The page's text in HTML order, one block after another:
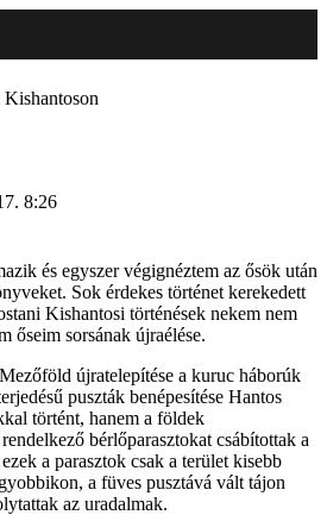
Kishantoson
8:26
és egyszer végignéztem az ősök után
Sok érdekes történet kerekedett
Kishantosi történések nekem nem
őseim sorsának újraélése.
újratelepítése a kuruc háborúk
puszták benépesítése Hantos
történt, hanem a földek
bérlőparasztokat csábítottak a
a parasztok csak a terület kisebb
a füves pusztává vált tájon
az uradalmak.